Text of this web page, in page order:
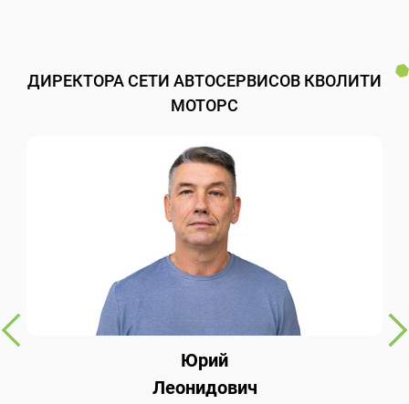
ДИРЕКТОРА СЕТИ АВТОСЕРВИСОВ КВОЛИТИ
МОТОРС
Юрий
Леонидович